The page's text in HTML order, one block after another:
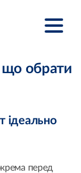
що обрати
ідеально
перед